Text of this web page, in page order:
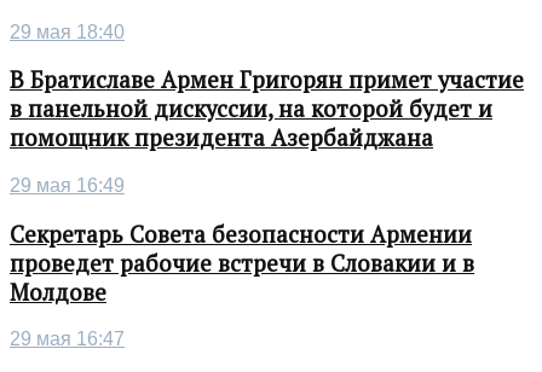
29 мая 18:40
В Братиславе Армен Григорян примет участие
в панельной дискуссии, на которой будет и
помощник президента Азербайджана
29 мая 16:49
Секретарь Совета безопасности Армении
проведет рабочие встречи в Словакии и в
Молдове
29 мая 16:47